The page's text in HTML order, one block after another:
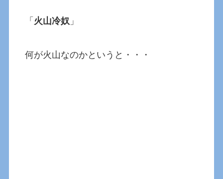
「 火山冷奴 」
何が火山なのかというと・・・